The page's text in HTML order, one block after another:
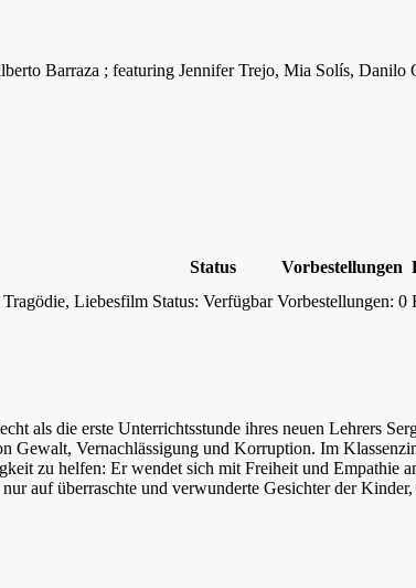
Barraza ; featuring Jennifer Trejo, Mia Solís, Danilo
Status Vorbestellungen
Liebesfilm Status: Verfügbar Vorbestellungen: 0
als die erste Unterrichtsstunde ihres neuen Lehrers
Gewalt, Vernachlässigung und Korruption. Im
zu helfen: Er wendet sich mit Freiheit und
auf überraschte und verwunderte Gesichter der